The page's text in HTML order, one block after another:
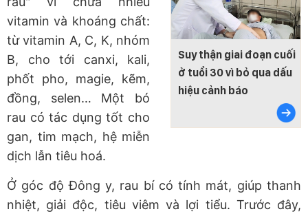
Suy thận giai đoạn cuối
ở tuổi 30 vì bỏ qua dấu
hiệu cảnh báo
vitamin và khoáng chất:
từ vitamin A, C, K, nhóm
B, cho tới canxi, kali,
phốt pho, magie, kẽm,
đồng, selen… Một bó
rau có tác dụng tốt cho
gan, tim mạch, hệ miễn
dịch lẫn tiêu hoá.
Ở góc độ Đông y, rau bí có tính mát, giúp thanh
nhiệt, giải độc, tiêu viêm và lợi tiểu. Trước đây,